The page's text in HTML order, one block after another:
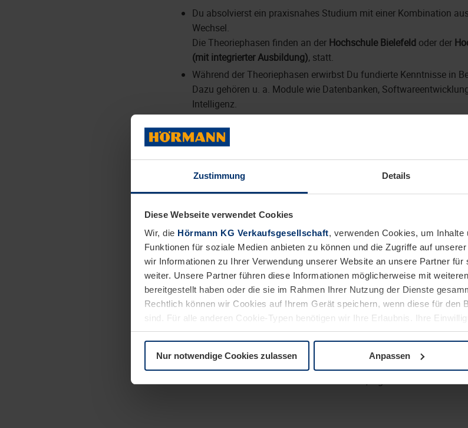
Zustimmung Details
Diese Webseite verwendet Cookies
Wir, die Hörmann KG Verkaufsgesellschaft, verwenden Cookies, um
Funktionen für soziale Medien anbieten zu können und die Zugriffe auf
wir Informationen zu Ihrer Verwendung unserer Website an unsere Partner
weiter. Unsere Partner führen diese Informationen möglicherweise mit
bereitgestellt haben oder die sie im Rahmen Ihrer Nutzung der Dienste
Rechtlich können wir Cookies auf Ihrem Gerät speichern, wenn diese für den
sind. Für alle anderen Cookie-Typen benötigen wir Ihre Erlaubnis. Ihre
Erläuterung auf der Seite Datenschutzerklärung unserer Website ändern
Nur notwendige Cookies zulassen Anpassen
Du absolvierst ein praxisnahes Studium mit einer Kombination
Wechsel.
Die Theoriephasen finden an der Hochschule Bielefeld oder der
(mit integrierter Ausbildung), statt.
Während der Theoriephasen erwirbst Du fundierte Kenntnisse in
Dazu gehören u. a. Module wie Datenbanken,
Intelligenz.
Applikationsmanagement.
Von Anfang an wirst Du in abteilungsübergreifende Projekte
Verantwortung übernehmen.
Ergänze unser Team.
Das bringst Du mit:
Allgemeinen Hochschulreife oder Fachhochschulreife
Gute Englischkenntnisse
Kommunikative und freundliche Persönlichkeit – Du lernst gerne
kennen
Lust Neues zu lernen: Du hast Spaß daran, unterschiedliche
Teamfähigkeit und Selbstdisziplin
Mitmachen & mitdenken: Lernbereitschaft, Eigeninitiative und